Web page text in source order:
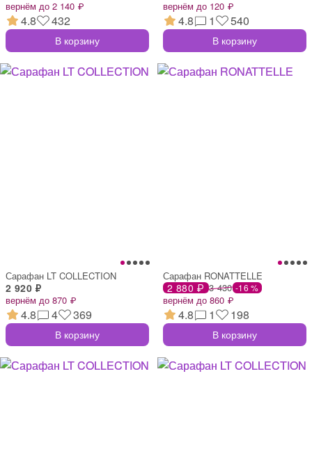
вернём до 2 140 ₽
4.8 432
В корзину
вернём до 120 ₽
4.8 1 540
В корзину
Сарафан LT COLLECTION
2 920 ₽
вернём до 870 ₽
4.8 4 369
В корзину
Сарафан RONATTELLE
2 880 ₽ 3 430 -16 %
вернём до 860 ₽
4.8 1 198
В корзину